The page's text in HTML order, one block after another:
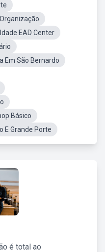
EAD Center
Em São Bernardo
Básico
E Grande Porte
é total ao